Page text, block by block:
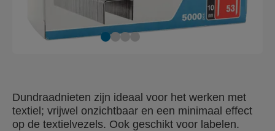
Dundraadnieten zijn ideaal voor het werken met
textiel; vrijwel onzichtbaar en een minimaal effect
op de textielvezels. Ook geschikt voor labelen.